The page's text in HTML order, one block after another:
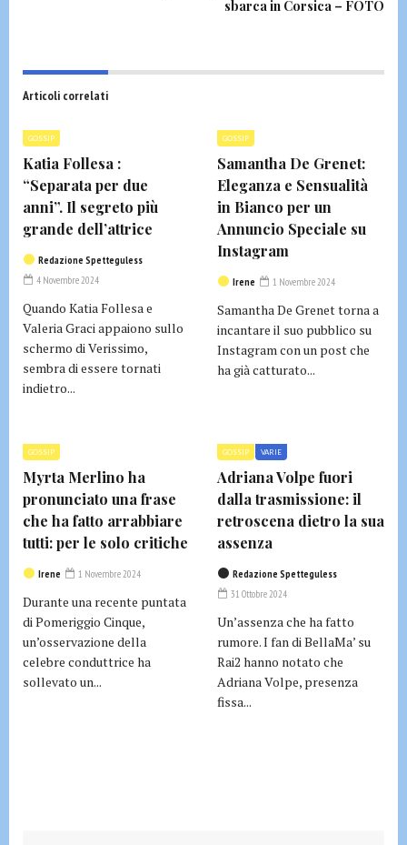
sbarca in Corsica – FOTO
Articoli correlati
GOSSIP
Katia Follesa :
“Separata per due
anni”. Il segreto più
grande dell’attrice
Redazione Spetteguless
4 Novembre 2024
Quando Katia Follesa e
Valeria Graci appaiono sullo
schermo di Verissimo,
sembra di essere tornati
indietro...
GOSSIP
Samantha De Grenet:
Eleganza e Sensualità
in Bianco per un
Annuncio Speciale su
Instagram
Irene 1 Novembre 2024
Samantha De Grenet torna a
incantare il suo pubblico su
Instagram con un post che
ha già catturato...
GOSSIP
Myrta Merlino ha
pronunciato una frase
che ha fatto arrabbiare
tutti: per le solo critiche
Irene 1 Novembre 2024
Durante una recente puntata
di Pomeriggio Cinque,
un’osservazione della
celebre conduttrice ha
sollevato un...
GOSSIP VARIE
Adriana Volpe fuori
dalla trasmissione: il
retroscena dietro la sua
assenza
Redazione Spetteguless
31 Ottobre 2024
Un’assenza che ha fatto
rumore. I fan di BellaMa’ su
Rai2 hanno notato che
Adriana Volpe, presenza
fissa...